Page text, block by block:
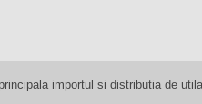
importul si distributia de